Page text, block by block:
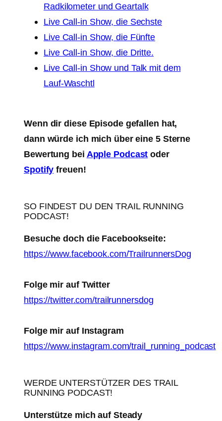
Radkilometer und Geartalk
Live Call-in Show, die Sechste
Live Call-in Show, die Fünfte
Live Call-in Show, die Dritte.
Live Call-in Show und Talk mit dem
Lauf-Waschtl
Wenn dir diese Episode gefallen hat,
dann würde ich mich über eine 5 Sterne
Bewertung bei Apple Podcast oder
Spotify freuen!
SO FINDEST DU DEN TRAIL RUNNING
PODCAST!
Besuche doch die Facebookseite:
https://www.facebook.com/TrailrunnersDog
Folge mir auf Twitter
https://twitter.com/trailrunnersdog
Folge mir auf Instagram
https://www.instagram.com/trail_running_podcast
WERDE UNTERSTÜTZER DES TRAIL
RUNNING PODCAST!
Unterstütze mich auf Steady